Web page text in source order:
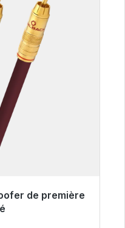
de première
de livraison 48h*